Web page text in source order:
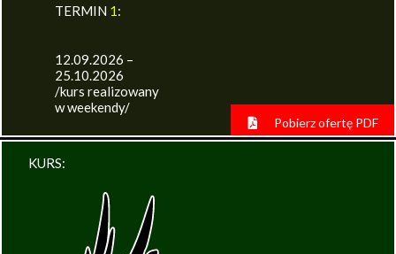
TERMIN 1:
12.09.2026 –
25.10.2026
/kurs realizowany
w weekendy/
Pobierz ofertę PDF
KURS: